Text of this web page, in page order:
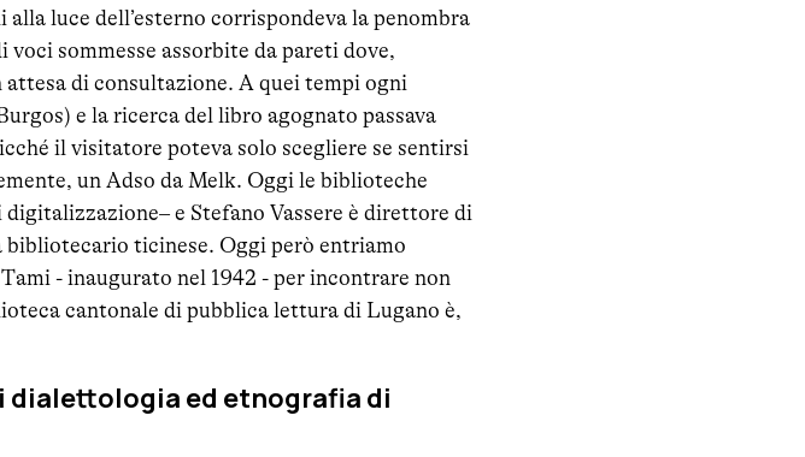
luce dell’esterno corrispondeva la penombra
sommesse assorbite da pareti dove,
di consultazione. A quei tempi ogni
e la ricerca del libro agognato passava
il visitatore poteva solo scegliere se sentirsi
un Adso da Melk. Oggi le biblioteche
e Stefano Vassere è direttore di
ticinese. Oggi però entriamo
- inaugurato nel 1942 - per incontrare non
cantonale di pubblica lettura di Lugano è,
dialettologia ed etnografia di